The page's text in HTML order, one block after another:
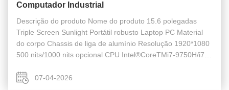
Computador Industrial
Descrição do produto Nome do produto 15.6 polegadas
Triple Screen Sunlight Portátil robusto Laptop PC Material
do corpo Chassis de liga de alumínio Resolução 1920*1080
500 nits/1000 nits opcional CPU Intel®CoreTMi7-9750H/i7
8GB/16GB/32GB/64GB M.2 NVME M.2 2280 ...
07-04-2026